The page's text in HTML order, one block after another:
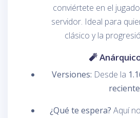
conviértete en el
servidor. Ideal para
clásico y la
🧨
Versiones: Desde la
reciente
¿Qué te espera? Aquí